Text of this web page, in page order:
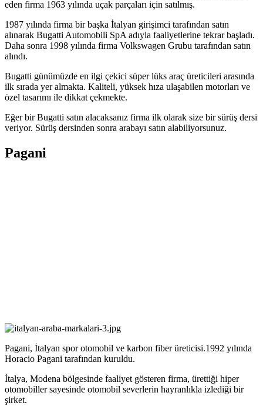
eden firma 1963 yılında uçak parçaları için satılmış.
1987 yılında firma bir başka İtalyan girişimci tarafından satın
alınarak Bugatti Automobili SpA adıyla faaliyetlerine tekrar başladı.
Daha sonra 1998 yılında firma Volkswagen Grubu tarafından satın
alındı.
Bugatti günümüzde en ilgi çekici süper lüks araç üreticileri arasında
ilk sırada yer almakta. Kaliteli, yüksek hıza ulaşabilen motorları ve
özel tasarımı ile dikkat çekmekte.
Eğer bir Bugatti satın alacaksanız firma ilk olarak size bir sürüş dersi
veriyor. Sürüş dersinden sonra arabayı satın alabiliyorsunuz.
Pagani
Pagani, İtalyan spor otomobil ve karbon fiber üreticisi.1992 yılında
Horacio Pagani tarafından kuruldu.
İtalya, Modena bölgesinde faaliyet gösteren firma, ürettiği hiper
otomobiller sayesinde otomobil severlerin hayranlıkla izlediği bir
şirket.